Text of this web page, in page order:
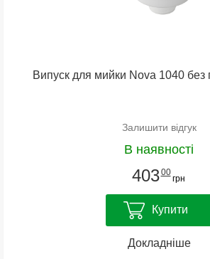
Випуск для мийки Nova 1040 без
Залишити відгук
В наявності
40300
грн
Купити
Докладніше